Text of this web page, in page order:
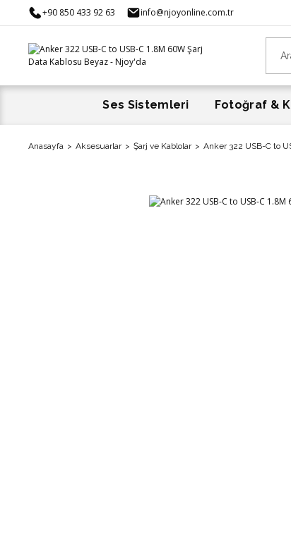
+90 850 433 92 63 info@njoyonline.com.tr
Ses Sistemleri Fotoğraf &
Anasayfa Aksesuarlar Şarj ve Kablolar Anker 322 USB-C to